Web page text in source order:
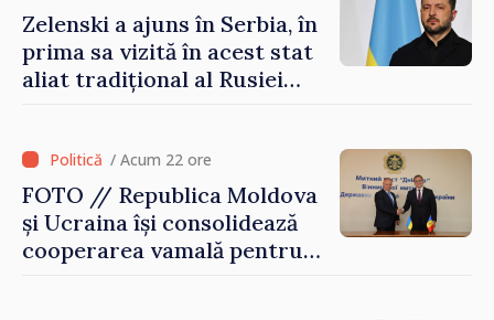
Zelenski a ajuns în Serbia, în
prima sa vizită în acest stat
aliat tradițional al Rusiei
/ Acum 22 ore
FOTO // Republica Moldova
și Ucraina își consolidează
cooperarea vamală pentru